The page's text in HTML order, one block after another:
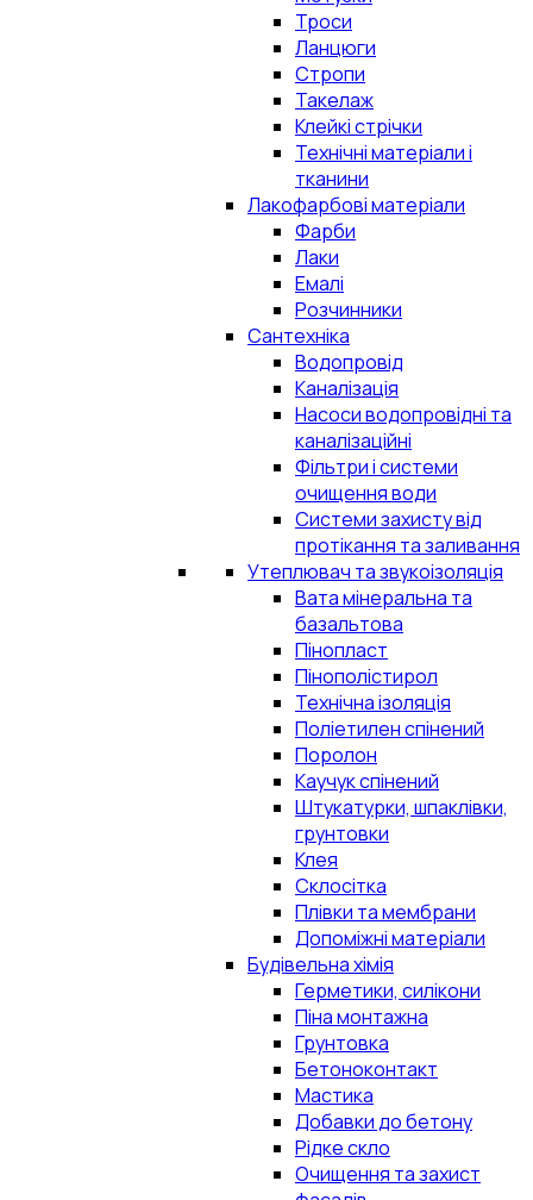
Троси
Ланцюги
Стропи
Такелаж
Клейкі стрічки
Технічні матеріали і
тканини
Лакофарбові матеріали
Фарби
Лаки
Емалі
Розчинники
Сантехніка
Водопровід
Каналізація
Насоси водопровідні та
каналізаційні
Фільтри і системи
очищення води
Системи захисту від
протікання та заливання
Утеплювач та звукоізоляція
Вата мінеральна та
базальтова
Пінопласт
Пінополістирол
Технічна ізоляція
Поліетилен спінений
Поролон
Каучук спінений
Штукатурки, шпаклівки,
грунтовки
Клея
Склосітка
Плівки та мембрани
Допоміжні матеріали
Будівельна хімія
Герметики, силікони
Піна монтажна
Грунтовка
Бетоноконтакт
Мастика
Добавки до бетону
Рідке скло
Очищення та захист